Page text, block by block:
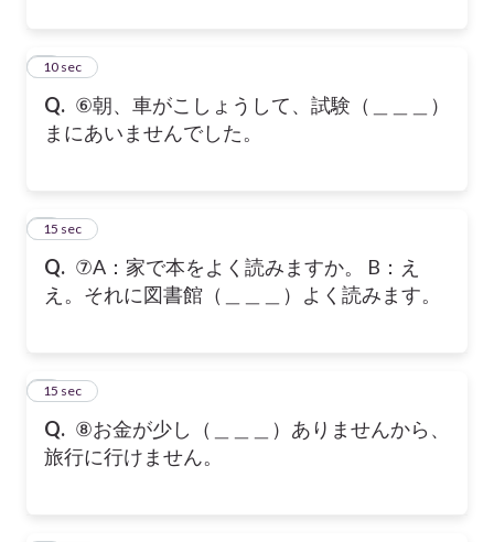
Q. ⑥朝、車がこしょうして、試験（＿＿＿）
まにあいませんでした。
610 sec
Q. ⑦A：家で本をよく読みますか。 B：え
え。それに図書館（＿＿＿）よく読みます。
715 sec
Q. ⑧お金が少し（＿＿＿）ありませんから、
旅行に行けません。
815 sec